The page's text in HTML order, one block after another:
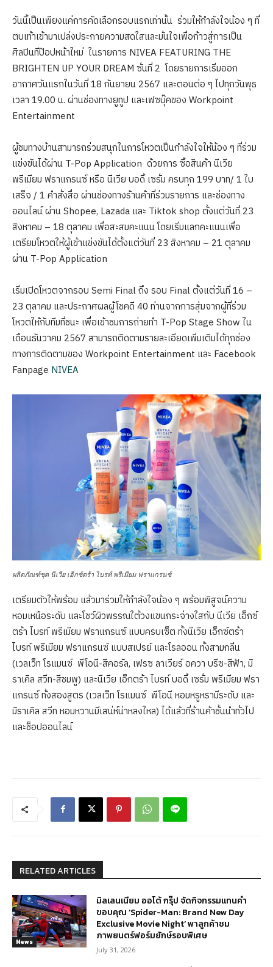
วันนี้เป็นเพียงแค่การคัดเลือกรอบแรกเท่านั้น ร่วมให้กำลังใจน้อง ๆ ที่
ตบเท้าเข้ามาเปล่งประกายความสดใสและมั่นใจเพื่อก้าวสู่การเป็น
ศิลปินทีป๊อปหน้าใหม่ ในรายการ NIVEA FEATURING THE
BRIGHTEN UP YOUR DREAM ซั่นที่ 2 โดยรายการเริ่มออก
อากาศวันแรกในวันที่ 18 กันยายน 2567 และตอนต่อ ๆ ไปทุกวันพุธ
เวลา 19.00 น. ผ่านช่องทางยูทูป และเฟซบุ๊คของ Workpoint
Entertainment
ผู้ชมทางบ้านสามารถร่วมสนุกในการโหวตเป็นกำลังใจให้น้อง ๆ ที่ร่วม
แข่งขันได้ผ่าน T-Pop Application ด้วยการ ซื้อสินค้า นีเวีย
พรีเมียม ฟราแกรนซ์ หรือ นีเวีย บอดี้ เซรั่ม ครบทุก 199 บาท/ 1 ใบ
เสร็จ / 1 คำสั่งสื่อ ผ่านช่องทางร้านค้าที่ร่วมรายการ และช่องทาง
ออนไลน์ ผ่าน Shopee, Lazada และ Tiktok shop ตั้งแต่วันที่ 23
สิงหาคม – 18 ตุลาคม เพื่อสะสมคะแนน โดยเริ่มแลกคะแนนเพื่อ
เตรียมโหวตให้ผู้เข้าแข่งขันได้ตั้งแต่วันที่ 23 สิงหาคม – 21 ตุลาคม
ผ่าน T-Pop Application
เริ่มเปิดโหวตจากรอบ Semi Final ถึง รอบ Final ตั้งแต่วันที่ 16 –
23 ตุลาคม และประกาศผลผู้โชคดี 40 ท่านจากการสุ่มจากผู้ที่ร่วม
โหวตให้กับทีมที่ชนะ เพื่อเข้าชมการถ่ายทำ T-Pop Stage Show ใน
เดือนธันวาคม 2567 สามารถติดตามรายละเอียดเพิ่มเติมได้ทุกช่อง
ทางการติดตามของ Workpoint Entertainment และ Facebook
Fanpage NIVEA
ผลิตภัณฑ์ชุด นีเวีย เอ็กซ์ตร้า ไบรท์ พรีเมียม ฟราแกรนซ์
เตรียมตัวให้พร้อม แล้วมาร่วมให้กำลังใจน้อง ๆ พร้อมพิสูจน์ความ
หอมเหนือระดับ และโชว์ผิวพรรณใต้วงแขนกระจ่างใสกับ นีเวีย เอ็กซ์
ตร้า ไบรท์ พรีเมียม ฟราแกรนซ์ แบบครบเซ็ต ทั้งนีเวีย เอ็กซ์ตร้า
ไบรท์ พรีเมียม ฟราแกรนซ์ แบบสเปรย์ และโรลออน ทั้งสามกลิ่น
(เวลเว็ท โรแมนซ์ พีโอนี-สีคอรัล, เฟรซ ลาเวียร์ อควา บรีซ-สีฟ้า, มิ
ราเคิล สวีท-สีชมพู) และนีเวีย เอ็กตร้า ไบรท์ บอดี้ เซรั่ม พรีเมียม ฟรา
แกรนซ์ ทั้งสองสูตร (เวลเว็ท โรแมนซ์ พีโอนี หอมหรูหรามีระดับ และ
มิราเคิล สวีท หอมหวานมีเสน่ห์น่าหลงใหล) ได้แล้วที่ร้านค้าชั้นนำทั่วไป
และช็อปออนไลน์
RELATED ARTICLES
News
มิลเลนเนียม ออโต้ กรุ๊ป จัดกิจกรรมแทนคำ
ขอบคุณ ‘Spider-Man: Brand New Day
Exclusive Movie Night’ พาลูกค้าชม
ภาพยนตร์ฟอร์มยักษ์รอบพิเศษ
July 31, 2026